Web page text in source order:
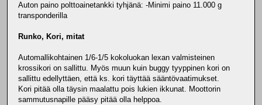
Auton paino polttoainetankki tyhjänä: -Minimi paino 11.000 g
transponderilla
Runko, Kori, mitat
Automallikohtainen 1/6-1/5 kokoluokan lexan valmisteinen
krossikori on sallittu. Myös muun kuin buggy tyyppinen kori on
sallittu edellyttäen, että ks. kori täyttää sääntövaatimukset.
Kori pitää olla täysin maalattu pois lukien ikkunat. Moottorin
sammutusnapille pääsy pitää olla helppoa.